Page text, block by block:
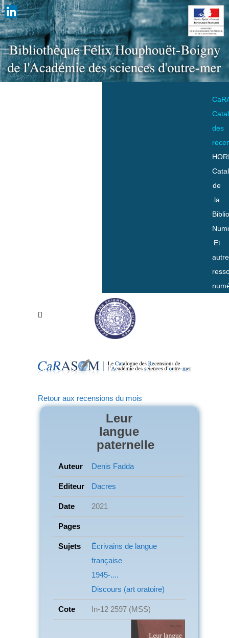
des
de
la
Et
Retour aux recensions du mois
Leur
langue
paternelle
Auteur Denis Fadda
Editeur Dacres
Date 2021
Pages
Sujets
Écrivains de langue
française
1945-....
Discours (art oratoire)
Cote In-12 2597 (MSS)